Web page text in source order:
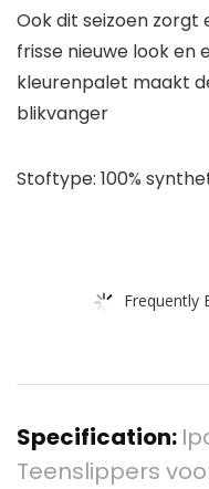
Ook dit seizoen
frisse nieuwe look en
kleurenpalet maakt
blikvanger
Stoftype: 100%
Frequently
Specification:
Teenslippers